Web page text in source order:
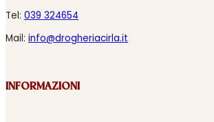
Tel: 039 324654
Mail: info@drogheriacirla.it
INFORMAZIONI